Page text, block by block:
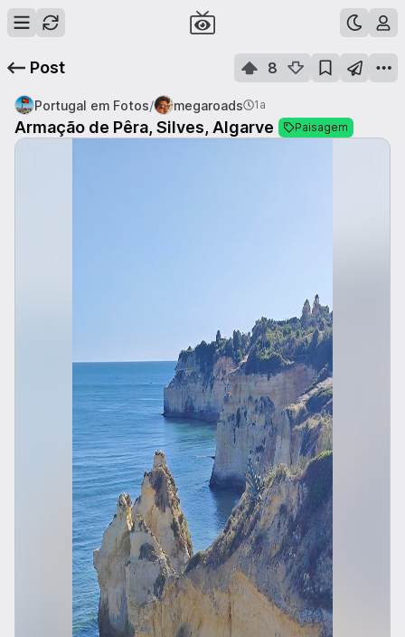
Post 8
Portugal em Fotos/ megaroads 1a
Armação de Pêra, Silves, Algarve Paisagem